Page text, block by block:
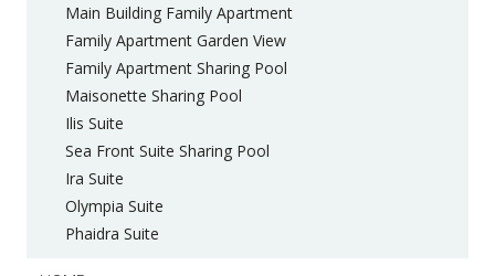
Main Building Family Apartment
Family Apartment Garden View
Family Apartment Sharing Pool
Maisonette Sharing Pool
Ilis Suite
Sea Front Suite Sharing Pool
Ira Suite
Olympia Suite
Phaidra Suite